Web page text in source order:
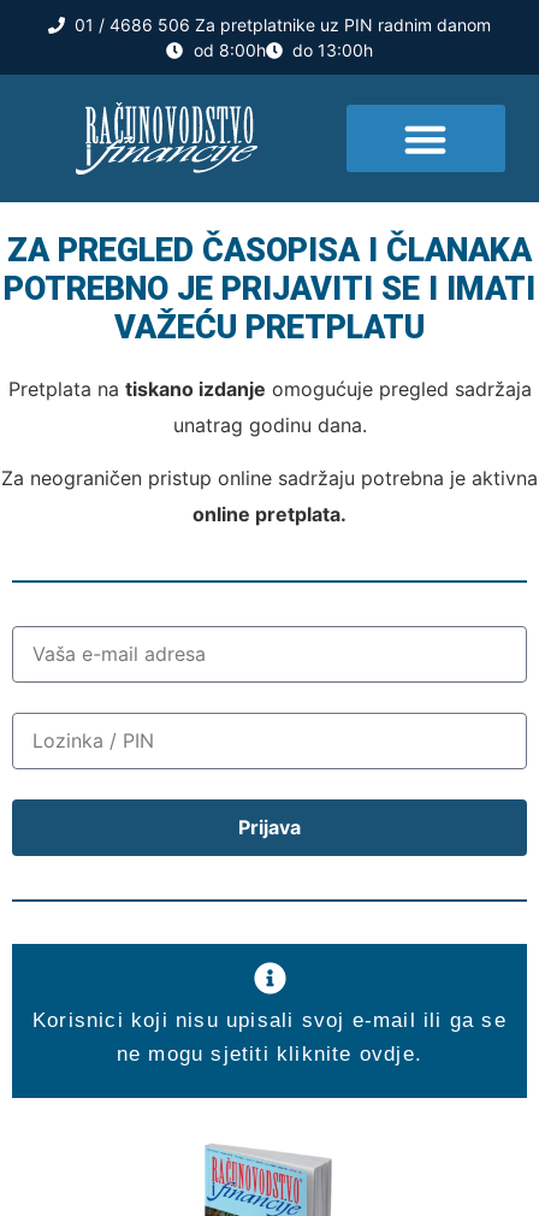
01 / 4686 506 Za pretplatnike uz PIN radnim danom
od 8:00h
do 13:00h
ZA PREGLED ČASOPISA I ČLANAKA
POTREBNO JE PRIJAVITI SE I IMATI
VAŽEĆU PRETPLATU
Pretplata na tiskano izdanje omogućuje pregled sadržaja
unatrag godinu dana.
Za neograničen pristup online sadržaju potrebna je aktivna
online pretplata.
Prijava
Korisnici koji nisu upisali svoj e-mail ili ga se
ne mogu sjetiti kliknite ovdje.